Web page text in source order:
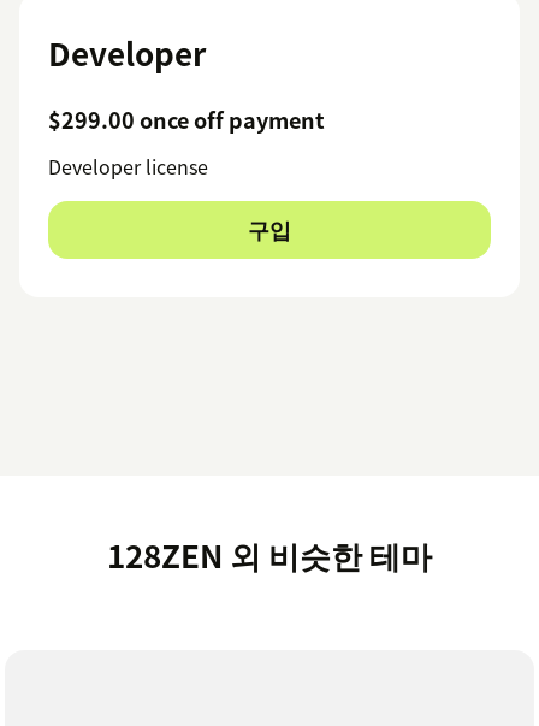
Developer
$299.00 once off payment
Developer license
구입
128ZEN 외 비슷한 테마